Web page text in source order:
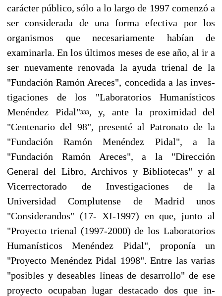
carácter pú­blico, sólo a lo largo de 1997 comenzó a
ser considerada de una forma efectiva por los
organismos que necesariamente habían de
examinarla. En los últimos meses de ese año, al ir a
ser nuevamente renovada la ayuda trienal de la
"Fundación Ramón Areces", concedida a las inves­
tigaciones de los "Laboratorios Humanísticos
Menéndez Pidal"333, y, ante la proximidad del
"Centenario del 98", presenté al Patronato de la
"Fundación Ramón Menéndez Pidal", a la
"Fundación Ramón Areces", a la "Dirección
General del Libro, Archivos y Bibliotecas" y al
Vicerrectorado de Investigaciones de la
Universidad Complutense de Madrid unos
"Consideran­dos" (17- XI-1997) en que, junto al
"Proyecto trienal (1997-2000) de los Laboratorios
Huma­nísticos Menéndez Pidal", proponía un
"Proyecto Menéndez Pidal 1998". Entre las varias
"posibles y deseables líneas de desarrollo" de ese
proyecto ocupaban lugar destacado dos que in­